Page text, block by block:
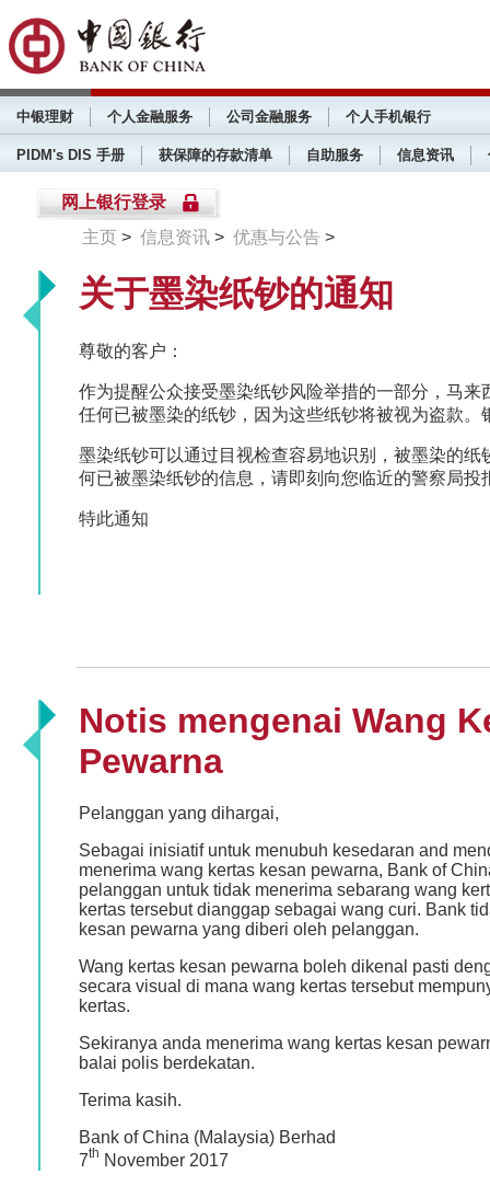
中银理财 个人金融服务 公司金融服务 个人手机银行
PIDM's DIS 手册 获保障的存款清单 自助服务 信息资讯
网上银行登录
主页 > 信息资讯 > 优惠与公告 >
关于墨染纸钞的通知
尊敬的客户：
作为提醒公众接受墨染纸钞风险举措的一部分，马
任何已被墨染的纸钞，因为这些纸钞将被视为盗款
墨染纸钞可以通过目视检查容易地识别，被墨染的
何已被墨染纸钞的信息，请即刻向您临近的警察局投
特此通知
Notis mengenai Wang
Pewarna
Pelanggan yang dihargai,
Sebagai inisiatif untuk menubuh kesedaran and
menerima wang kertas kesan pewarna, Bank of
pelanggan untuk tidak menerima sebarang wang
kertas tersebut dianggap sebagai wang curi. Bank
kesan pewarna yang diberi oleh pelanggan.
Wang kertas kesan pewarna boleh dikenal pasti
secara visual di mana wang kertas tersebut
kertas.
Sekiranya anda menerima wang kertas kesan
balai polis berdekatan.
Terima kasih.
Bank of China (Malaysia) Berhad
7th November 2017